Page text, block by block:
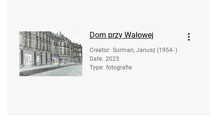
Dom przy Wałowej
Creator: Surman, Janusz (1954- )
Date: 2023
Type: fotografie